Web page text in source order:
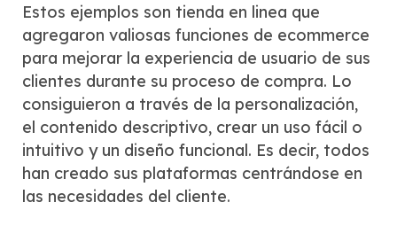
Estos ejemplos son tienda en linea que
agregaron valiosas funciones de ecommerce
para mejorar la experiencia de usuario de sus
clientes durante su proceso de compra. Lo
consiguieron a través de la personalización,
el contenido descriptivo, crear un uso fácil o
intuitivo y un diseño funcional. Es decir, todos
han creado sus plataformas centrándose en
las necesidades del cliente.